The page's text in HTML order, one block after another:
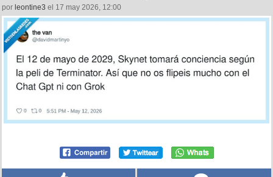
por leontine3 el 17 may 2026, 12:00